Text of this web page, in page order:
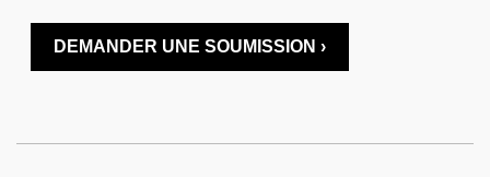
DEMANDER UNE SOUMISSION ›